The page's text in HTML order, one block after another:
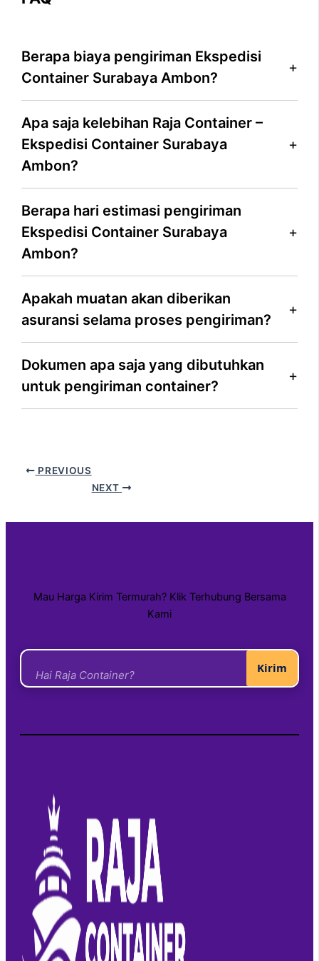
Berapa biaya pengiriman Ekspedisi
Container Surabaya Ambon?
Apa saja kelebihan Raja Container –
Ekspedisi Container Surabaya
Ambon?
Berapa hari estimasi pengiriman
Ekspedisi Container Surabaya
Ambon?
Apakah muatan akan diberikan
asuransi selama proses pengiriman?
Dokumen apa saja yang dibutuhkan
untuk pengiriman container?
PREVIOUS
NEXT
Mau Harga Kirim Termurah? Klik Terhubung Bersama
Kami
Kirim